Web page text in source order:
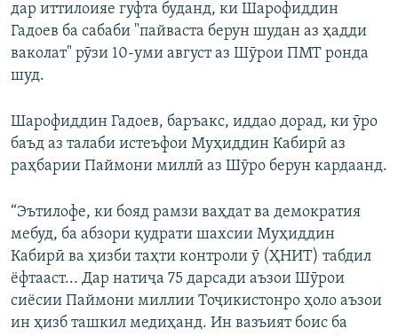
дар иттилоияе гуфта буданд, ки Шарофиддин
Гадоев ба сабаби "пайваста берун шудан аз ҳадди
ваколат" рӯзи 10-уми август аз Шӯрои ПМТ ронда
шуд.
Шарофиддин Гадоев, баръакс, иддао дорад, ки ӯро
баъд аз талаби истеъфои Муҳиддин Кабирӣ аз
раҳбарии Паймони миллӣ аз Шӯро берун кардаанд.
“Эътилофе, ки бояд рамзи ваҳдат ва демократия
мебуд, ба абзори қудрати шахсии Муҳиддин
Кабирӣ ва ҳизби таҳти контроли ӯ (ҲНИТ) табдил
ёфтааст... Дар натиҷа 75 дарсади аъзои Шӯрои
сиёсии Паймони миллии Тоҷикистонро ҳоло аъзои
ин ҳизб ташкил медиҳанд. Ин вазъият боис ба